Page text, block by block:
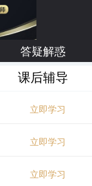
答疑解惑
课后辅导
立即学习
立即学习
立即学习